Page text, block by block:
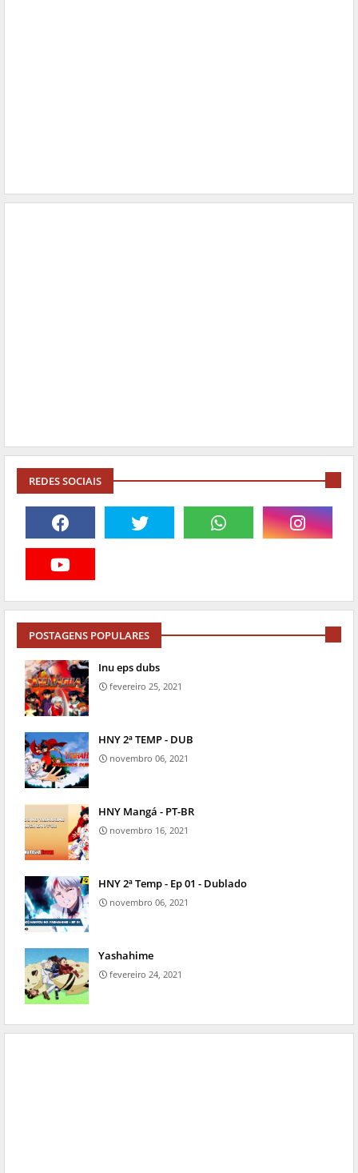
REDES SOCIAIS
POSTAGENS POPULARES
Inu eps dubs
fevereiro 25, 2021
HNY 2ª TEMP - DUB
novembro 06, 2021
HNY Mangá - PT-BR
novembro 16, 2021
HNY 2ª Temp - Ep 01 - Dublado
novembro 06, 2021
Yashahime
fevereiro 24, 2021